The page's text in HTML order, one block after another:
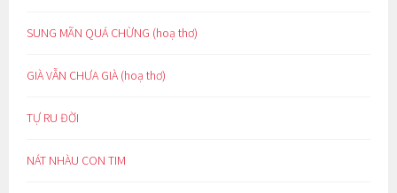
SUNG MÃN QUÁ CHỪNG (hoạ thơ)
GIÀ VẪN CHƯA GIÀ (hoạ thơ)
TỰ RU ĐỜI
NÁT NHÀU CON TIM